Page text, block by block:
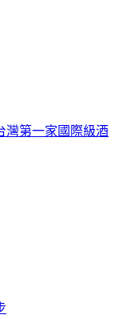
灣第一家國際級酒